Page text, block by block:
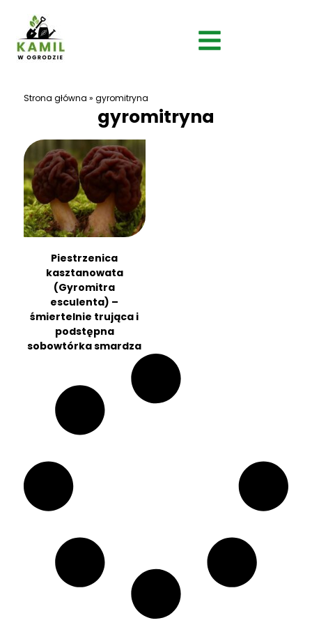
Strona główna » gyromitryna
gyromitryna
Piestrzenica
kasztanowata
(Gyromitra
esculenta) –
śmiertelnie trująca i
podstępna
sobowtórka smardza